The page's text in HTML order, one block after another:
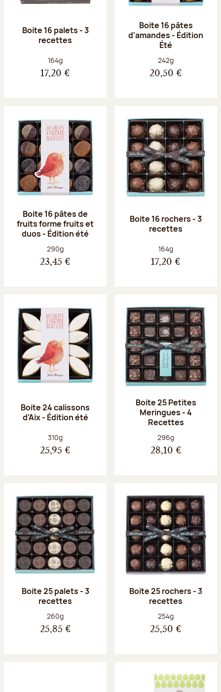
Boite 16 palets - 3
recettes
Poids net :
164g
17,20 €
Boite 16 pâtes
d'amandes - Édition
Été
Poids net :
242g
20,50 €
Boite 16 pâtes de
fruits forme fruits et
duos - Édition été
Poids net :
290g
23,45 €
Boite 16 rochers - 3
recettes
Poids net :
164g
17,20 €
Boite 24 calissons
d'Aix - Édition été
Poids net :
310g
25,95 €
Boite 25 Petites
Meringues - 4
Recettes
Poids net :
296g
28,10 €
Boite 25 palets - 3
recettes
Poids net :
260g
25,85 €
Boite 25 rochers - 3
recettes
Poids net :
254g
25,50 €